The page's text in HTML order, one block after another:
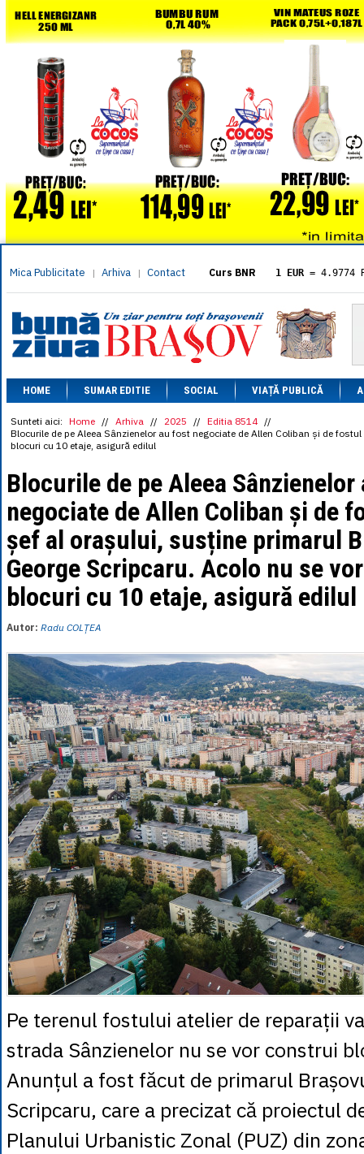
Mica Publicitate | Arhiva | Contact Curs BNR 1 EUR = 4.9774
= 5.8304
1 XAU= 464.4611
1 AED= 1.1933
1 AUD= 2.7957
1 BGN= 2.5449
1 CAD= 3.1559
1 CHF= 5.2813
1 CZK= 0.1993
1 HUF= 1.2223
1 INR= 0.0513
1 JPY= 3.0556
1 KRW= 0.3047
1 MDL= 0.2538
1 MXN= 0.2227
1 NOK= 0.4191
1 NZD= 2.6097
1 PLN= 1.1646
1 RSD= 0.0425
1 TRY= 0.1141
1 UAH
= 0.1048
1 XDR= 5.9383
1 ZAR= 0.2318
HOME SUMAR EDITIE SOCIAL VIAȚĂ PUBLICĂ
Sunteti aici: Home // Arhiva // 2025 // Editia 8514 //
Blocurile de pe Aleea Sânzienelor au fost negociate de Allen Coliban și de
blocuri cu 10 etaje, asigură edilul
Blocurile de pe Aleea
negociate de Allen Coliban și de
șef al orașului, susține primarul
George Scripcaru. Acolo nu se
blocuri cu 10 etaje, asigură edilul
Autor: Radu COLȚEA
Pe terenul fostului atelier de reparații
strada Sânzienelor nu se vor construi
Anunțul a fost făcut de primarul
Scripcaru, care a precizat că proiectul
Planului Urbanistic Zonal (PUZ) din